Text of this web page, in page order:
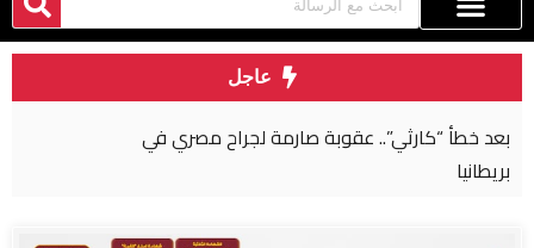
عاجل
بعد خطأ “كارثي”.. عقوبة صارمة لجراح مصري في
بريطانيا